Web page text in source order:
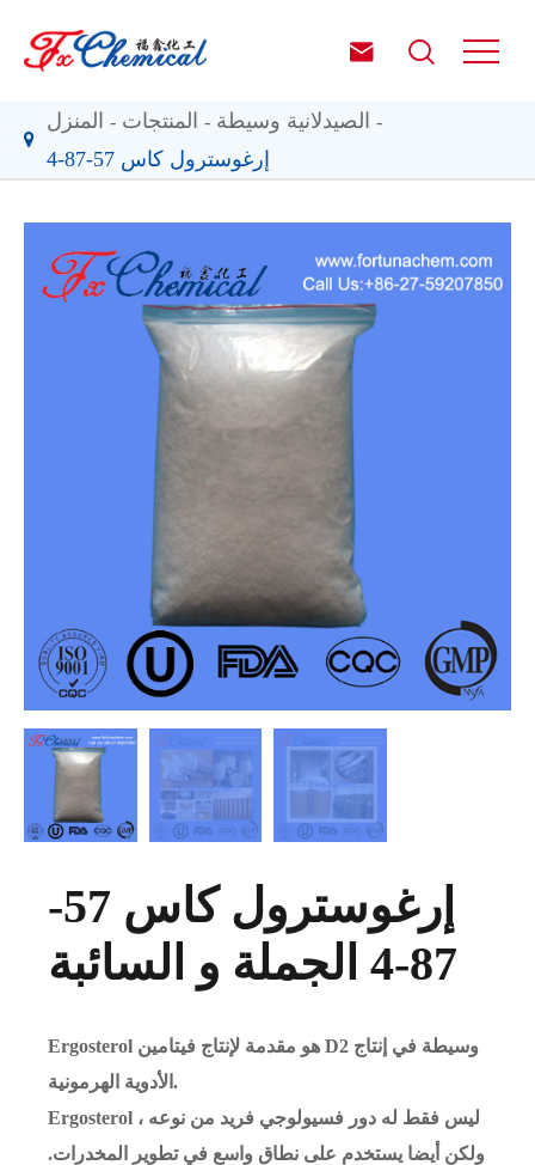
 
المنزل المنتجات
الصيدلانية وسيطة
إرغوسترول كاس 57-87-4
إرغوسترول كاس 57-
87-4 الجملة و السائبة
Ergosterol هو مقدمة لإنتاج فيتامين D2 وسيطة في إنتاج
الأدوية الهرمونية.
Ergosterol ليس فقط له دور فسيولوجي فريد من نوعه ،
ولكن أيضا يستخدم على نطاق واسع في تطوير المخدرات.